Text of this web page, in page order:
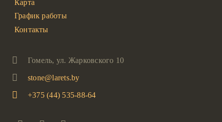
Карта
График работы
Контакты
Гомель, ул. Жарковского 10
stone@larets.by
+375 (44) 535-88-64